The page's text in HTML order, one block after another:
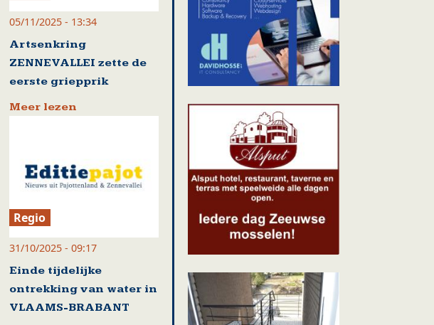
05/11/2025 - 13:34
Artsenkring
ZENNEVALLEI zette de
eerste griepprik
Meer lezen
Regio
31/10/2025 - 09:17
Einde tijdelijke
ontrekking van water in
VLAAMS-BRABANT